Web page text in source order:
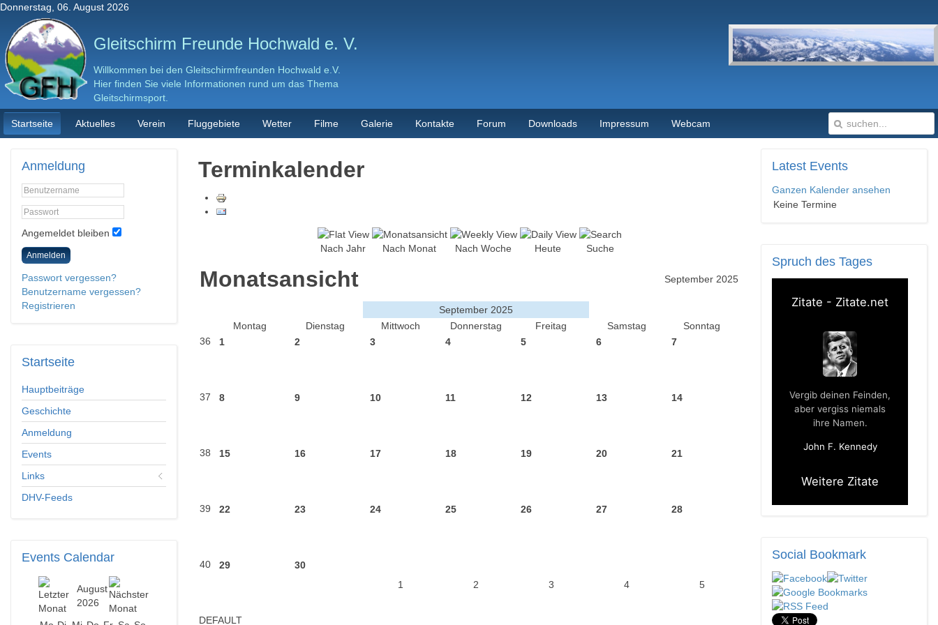
Donnerstag, 06. August 2026
Gleitschirm Freunde Hochwald e. V.
Willkommen bei den Gleitschirmfreunden Hochwald e.V.
Hier finden Sie viele Informationen rund um das Thema
Gleitschirmsport.
Startseite Aktuelles Verein Fluggebiete Wetter Filme Galerie Kontakte Forum Downloads Impressum Webcam
Terminkalender
Nach Jahr Nach Monat Nach Woche Heute Suche
Monatsansicht September 2025
September 2025
Montag
Dienstag Mittwoch Donnerstag Freitag Samstag
Sonntag
36
1 2 3 4 5 6 7
37 8 9 10 11 12 13 14
38 15 16 17 18 19 20 21
39 22 23 24 25 26 27 28
40 29
30
1
2 3 4 5
DEFAULT
Anmeldung
Angemeldet bleiben
Anmelden
Passwort vergessen?
Benutzername vergessen?
Registrieren
Startseite
Hauptbeiträge
Geschichte
Anmeldung
Events
Links
DHV-Feeds
Events Calendar
August
2026
Latest Events
Ganzen Kalender ansehen
Keine Termine
Spruch des Tages
Social Bookmark